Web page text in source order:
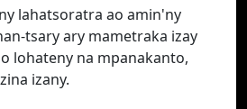
lahatsoratra ao amin'ny
tsary ary mametraka izay
lohateny na mpanakanto,
izany.